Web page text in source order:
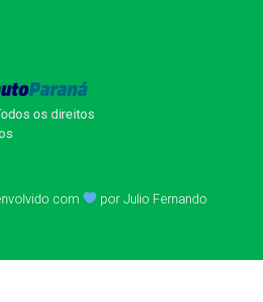
os direitos
com por Julio Fernando